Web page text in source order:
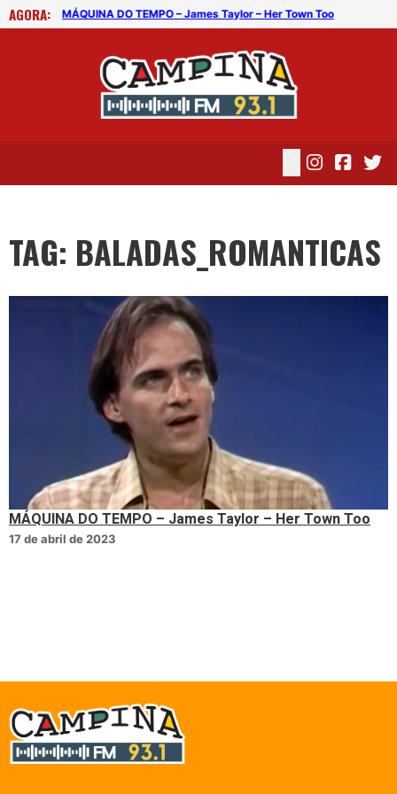
AGORA: MÁQUINA DO TEMPO – James Taylor – Her Town Too
TAG: BALADAS_ROMANTICAS
MÁQUINA DO TEMPO – James Taylor – Her Town Too
17 de abril de 2023